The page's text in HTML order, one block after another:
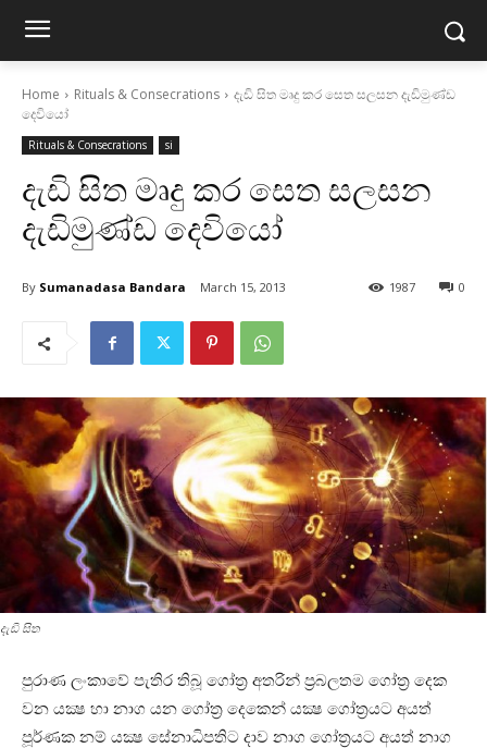
Home Rituals & Consecrations
දැඩි සිත මෘදු කර සෙත සලසන දැඩිමුණ්‌ඩ
දෙවියෝ
Rituals & Consecrations si
දැඩි සිත මෘදු කර සෙත සලසන
දැඩිමුණ්‌ඩ දෙවියෝ
By Sumanadasa Bandara March 15, 2013 0
1987
දැඩි සිත
පුරාණ ලංකාවේ පැතිර තිබූ ගෝත්‍ර අතරින් ප්‍රබලතම ගෝත්‍ර දෙක
වන යක්‍ෂ හා නාග යන ගෝත්‍ර දෙකෙන් යක්‍ෂ ගෝත්‍රයට අයත්
පූර්ණක නම් යක්‍ෂ සේනාධිපතිට දාව නාග ගෝත්‍රයට අයත් නාග